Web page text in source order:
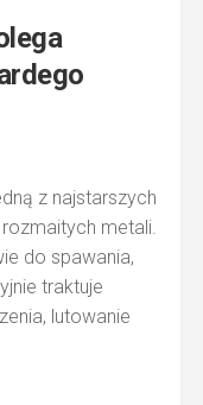
z najstarszych
metali.
do spawania,
traktuje
lutowanie